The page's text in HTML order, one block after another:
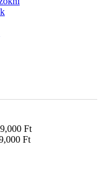
Ft
Ft